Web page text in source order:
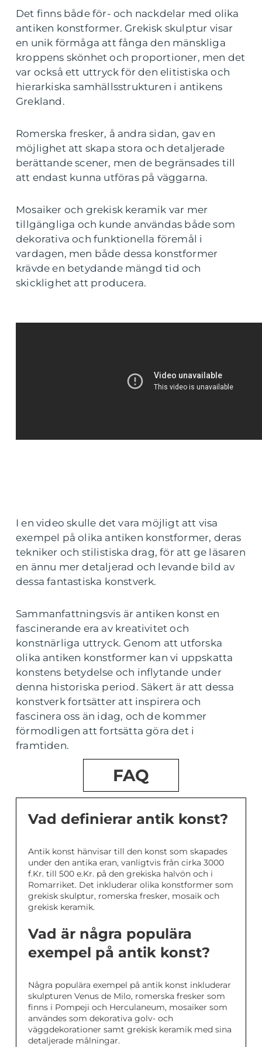
Det finns både för- och nackdelar med olika
antiken konstformer. Grekisk skulptur visar
en unik förmåga att fånga den mänskliga
kroppens skönhet och proportioner, men det
var också ett uttryck för den elitistiska och
hierarkiska samhällsstrukturen i antikens
Grekland.
Romerska fresker, å andra sidan, gav en
möjlighet att skapa stora och detaljerade
berättande scener, men de begränsades till
att endast kunna utföras på väggarna.
Mosaiker och grekisk keramik var mer
tillgängliga och kunde användas både som
dekorativa och funktionella föremål i
vardagen, men både dessa konstformer
krävde en betydande mängd tid och
skicklighet att producera.
I en video skulle det vara möjligt att visa
exempel på olika antiken konstformer, deras
tekniker och stilistiska drag, för att ge läsaren
en ännu mer detaljerad och levande bild av
dessa fantastiska konstverk.
Sammanfattningsvis är antiken konst en
fascinerande era av kreativitet och
konstnärliga uttryck. Genom att utforska
olika antiken konstformer kan vi uppskatta
konstens betydelse och inflytande under
denna historiska period. Säkert är att dessa
konstverk fortsätter att inspirera och
fascinera oss än idag, och de kommer
förmodligen att fortsätta göra det i
framtiden.
FAQ
Vad definierar antik konst?
Antik konst hänvisar till den konst som skapades
under den antika eran, vanligtvis från cirka 3000
f.Kr. till 500 e.Kr. på den grekiska halvön och i
Romarriket. Det inkluderar olika konstformer som
grekisk skulptur, romerska fresker, mosaik och
grekisk keramik.
Vad är några populära
exempel på antik konst?
Några populära exempel på antik konst inkluderar
skulpturen Venus de Milo, romerska fresker som
finns i Pompeji och Herculaneum, mosaiker som
användes som dekorativa golv- och
väggdekorationer samt grekisk keramik med sina
detaljerade målningar.